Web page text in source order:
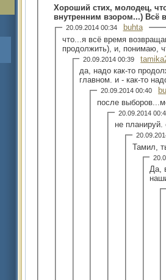
Хороший стих, молодец,
внутренним взором...) Всё
20.09.2014 00:34
buhta
что...я всё время
продолжить), и, понимаю,
20.09.2014 00:39
да, надо как-то
главном. и - как-то
20.09.2014 00:40
после
20.09.2014
не планируй.
Тамил,
Да,